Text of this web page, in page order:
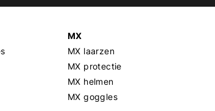
MX
MX laarzen
MX protectie
MX helmen
MX goggles